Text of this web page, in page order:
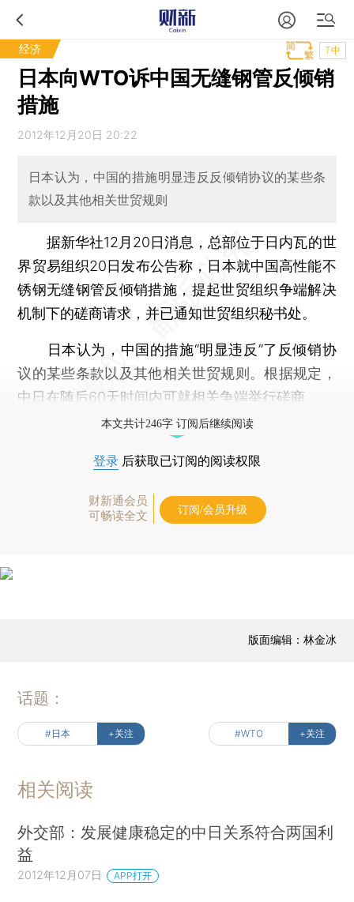
经济 T中
日本向WTO诉中国无缝钢管反倾销
措施
2012年12月20日 20:22
日本认为，中国的措施明显违反反倾销协议的某些条
款以及其他相关世贸规则
据新华社12月20日消息，总部位于日内瓦的世
界贸易组织20日发布公告称，日本就中国高性能不
锈钢无缝钢管反倾销措施，提起世贸组织争端解决
机制下的磋商请求，并已通知世贸组织秘书处。
日本认为，中国的措施“明显违反”了反倾销协
议的某些条款以及其他相关世贸规则。根据规定，
中日在随后60天时间内可就相关争端举行磋商。
本文共计246字 订阅后继续阅读
登录 后获取已订阅的阅读权限
财新通会员
可畅读全文
订阅/会员升级
版面编辑：林金冰
话题：
#日本 +关注 #WTO +关注
相关阅读
外交部：发展健康稳定的中日关系符合两国利
益
2012年12月07日 APP打开